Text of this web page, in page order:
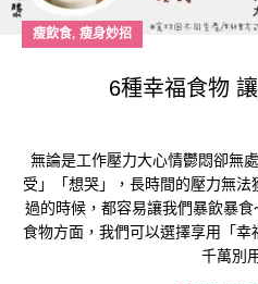
瘦飲食, 瘦身妙招
6種幸福食物
無論是工作壓力大心情鬱悶卻無
受」「想哭」，長時間的壓力無
過的時候，都容易讓我們暴飲暴
食物方面，我們可以選擇享用「幸
千萬別